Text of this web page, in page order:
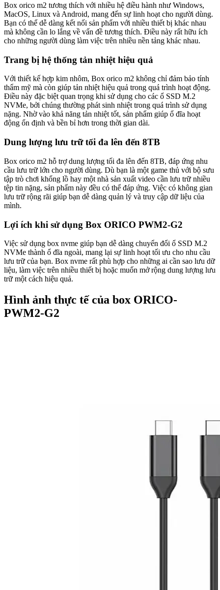
Box orico m2 tương thích với nhiều hệ điều hành như Windows,
MacOS, Linux và Android, mang đến sự linh hoạt cho người dùng.
Bạn có thể dễ dàng kết nối sản phẩm với nhiều thiết bị khác nhau
mà không cần lo lắng về vấn đề tương thích. Điều này rất hữu ích
cho những người dùng làm việc trên nhiều nền tảng khác nhau.
Trang bị hệ thống tản nhiệt hiệu quả
Với thiết kế hợp kim nhôm, Box orico m2 không chỉ đảm bảo tính
thẩm mỹ mà còn giúp tản nhiệt hiệu quả trong quá trình hoạt động.
Điều này đặc biệt quan trọng khi sử dụng cho các ổ SSD M.2
NVMe, bởi chúng thường phát sinh nhiệt trong quá trình sử dụng
nặng. Nhờ vào khả năng tản nhiệt tốt, sản phẩm giúp ổ đĩa hoạt
động ổn định và bền bỉ hơn trong thời gian dài.
Dung lượng lưu trữ tối đa lên đến 8TB
Box orico m2 hỗ trợ dung lượng tối đa lên đến 8TB, đáp ứng nhu
cầu lưu trữ lớn cho người dùng. Dù bạn là một game thủ với bộ sưu
tập trò chơi khổng lồ hay một nhà sản xuất video cần lưu trữ nhiều
tệp tin nặng, sản phẩm này đều có thể đáp ứng. Việc có không gian
lưu trữ rộng rãi giúp bạn dễ dàng quản lý và truy cập dữ liệu của
mình.
Lợi ích khi sử dụng Box ORICO PWM2-G2
Việc sử dụng box nvme giúp bạn dễ dàng chuyển đổi ổ SSD M.2
NVMe thành ổ đĩa ngoài, mang lại sự linh hoạt tối ưu cho nhu cầu
lưu trữ của bạn. Box nvme rất phù hợp cho những ai cần sao lưu dữ
liệu, làm việc trên nhiều thiết bị hoặc muốn mở rộng dung lượng lưu
trữ một cách hiệu quả.
Hình ảnh thực tế của box ORICO-
PWM2-G2